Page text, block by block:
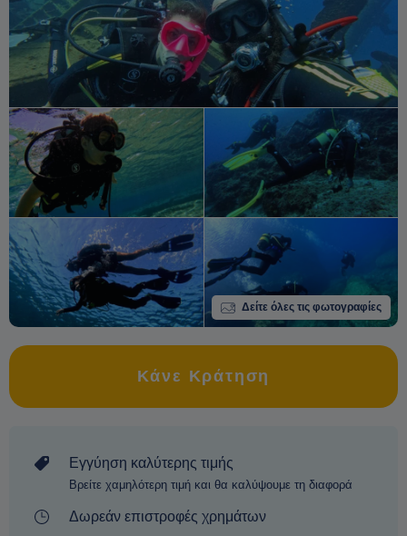
Δείτε όλες τις φωτογραφίες
Κάνε Κράτηση
Εγγύηση καλύτερης τιμής
Βρείτε χαμηλότερη τιμή και θα καλύψουμε τη διαφορά
Δωρεάν επιστροφές χρημάτων